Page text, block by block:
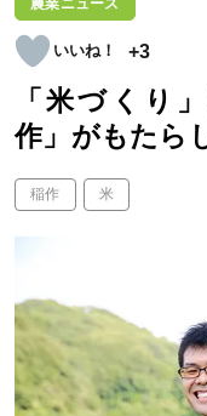
農業ニュース
+3
「米づくり
作」がもたら
稲作 米